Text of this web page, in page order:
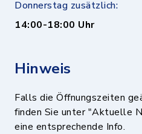
Donnerstag zusätzlich:
14:00-18:00 Uhr
Hinweis
Falls die Öffnungszeiten
finden Sie unter "Aktuelle
eine entsprechende Info.